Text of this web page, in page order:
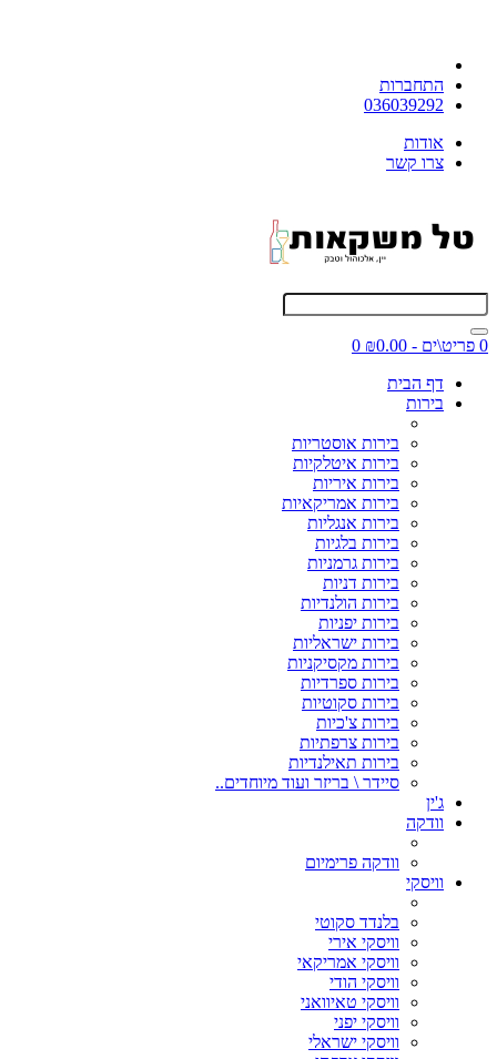
התחברות
036039292
אודות
צרו קשר
0 פריט\ים - ₪0.00
0
דף הבית
בירות
בירות אוסטריות
בירות איטלקיות
בירות איריות
בירות אמריקאיות
בירות אנגליות
בירות בלגיות
בירות גרמניות
בירות דניות
בירות הולנדיות
בירות יפניות
בירות ישראליות
בירות מקסיקניות
בירות ספרדיות
בירות סקוטיות
בירות צ'כיות
בירות צרפתיות
בירות תאילנדיות
סיידר \ בריזר ועוד מיוחדים..
ג'ין
וודקה
וודקה פרימיום
וויסקי
בלנדד סקוטי
וויסקי אירי
וויסקי אמריקאי
וויסקי הודי
וויסקי טאיוואני
וויסקי יפני
וויסקי ישראלי